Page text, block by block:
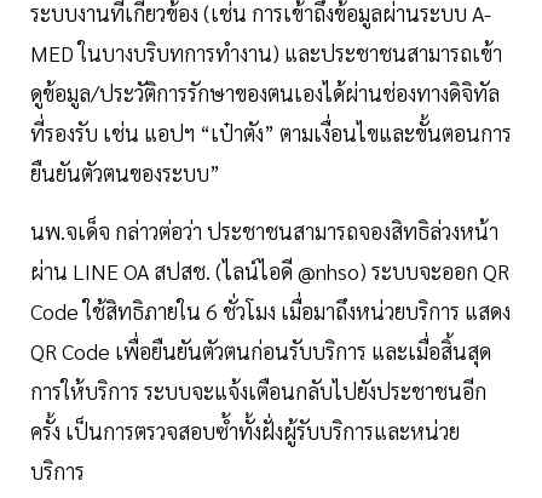
ระบบงานที่เกี่ยวข้อง (เช่น การเข้าถึงข้อมูลผ่านระบบ A-
MED ในบางบริบทการทำงาน) และประชาชนสามารถเข้า
ดูข้อมูล/ประวัติการรักษาของตนเองได้ผ่านช่องทางดิจิทัล
ที่รองรับ เช่น แอปฯ “เป๋าตัง” ตามเงื่อนไขและขั้นตอนการ
ยืนยันตัวตนของระบบ”
นพ.จเด็จ กล่าวต่อว่า ประชาชนสามารถจองสิทธิล่วงหน้า
ผ่าน LINE OA สปสช. (ไลน์ไอดี @nhso) ระบบจะออก QR
Code ใช้สิทธิภายใน 6 ชั่วโมง เมื่อมาถึงหน่วยบริการ แสดง
QR Code เพื่อยืนยันตัวตนก่อนรับบริการ และเมื่อสิ้นสุด
การให้บริการ ระบบจะแจ้งเตือนกลับไปยังประชาชนอีก
ครั้ง เป็นการตรวจสอบซ้ำทั้งฝั่งผู้รับบริการและหน่วย
บริการ